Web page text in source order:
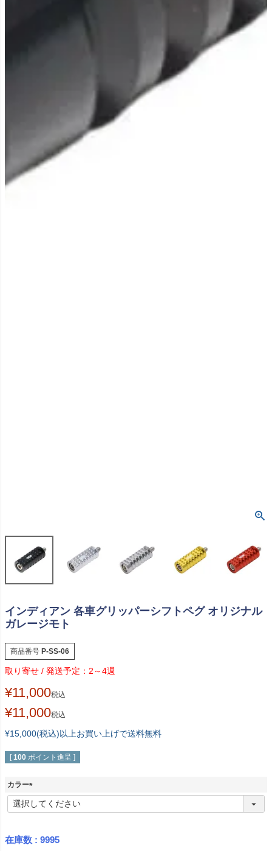
インディアン 各車グリッパーシフトペグ オリジナル
ガレージモト
商品番号 P-SS-06
2～4週
¥11,000税込
¥11,000税込
¥15,000(税込)以上お買い上げで送料無料
[ 100 ポイント進呈 ]
カラー
(
必
在庫数 9995